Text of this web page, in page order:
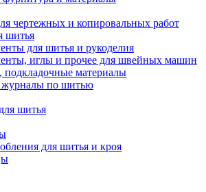
чертежных и копировальных работ
шитья
для шитья и рукоделия
иглы и прочее для швейных машин
подкладочные материалы
по шитью
шитья
для шитья и кроя